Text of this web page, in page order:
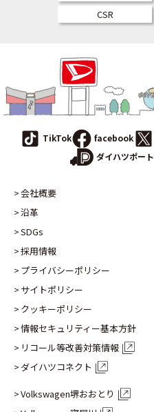
CSR
TikTok facebook
ダイハツポート
会社概要
沿革
SDGs
採用情報
プライバシーポリシー
サイトポリシー
クッキーポリシー
情報セキュリティー基本方針
リコール等改善対策情報
ダイハツコネクト
Volkswagen堺おおとり